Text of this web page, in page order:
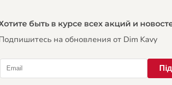
быть в курсе всех акций и
на обновления от Dim Kavy